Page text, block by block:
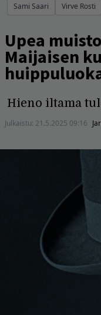
Sami Saari
Virve Rosti
Upea
Maijaisen
Hieno iltama
Julkaistu: 21.5.2025 09:16